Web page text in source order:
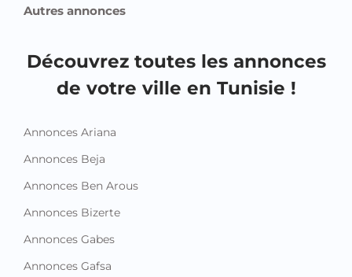
Autres annonces
Découvrez toutes les annonces
de votre ville en Tunisie !
Annonces Ariana
Annonces Beja
Annonces Ben Arous
Annonces Bizerte
Annonces Gabes
Annonces Gafsa